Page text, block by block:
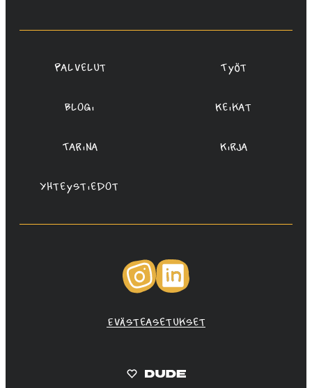
Oy
Palvelut Työt
Blogi Keikat
Tarina Kirja
Yhteystiedot
Instagram
Evästeasetukset